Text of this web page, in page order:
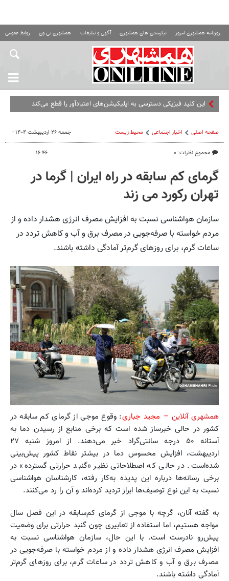
روزنامه همشهری امروز نیازمندی های همشهری آگهی و تبلیغات همشهری تی وی روابط عمومی
این کلید فیزیکی دسترسی به اپلیکیشن‌های اعتیادآور را قطع می‌کند
صفحه اصلی اخبار اجتماعی محیط زیست
مجموع نظرات: ۰
جمعه ۲۶ اردیبهشت ۱۴۰۴ -
۱۶:۴۶
گرمای کم سابقه در راه ایران | گرما در
تهران رکورد می‌ زند
سازمان هواشناسی نسبت به افزایش مصرف انرژی هشدار داده و از
مردم خواسته با صرفه‌جویی در مصرف برق و آب و کاهش تردد در
ساعات گرم، برای روزهای گرم‌تر آمادگی داشته باشند.
همشهری آنلاین – مجید جباری: وقوع موجی از گرمای کم سابقه در
کشور در حالی خبرساز شده است که برخی منابع از رسیدن دما به
آستانه ۵۰ درجه سانتی‌گراد خبر می‌دهند. از امروز شنبه ۲۷
اردیبهشت، افزایش محسوس دما در بیشتر نقاط کشور پیش‌بینی
شده‌است. در حالی که اصطلاحاتی نظیر «گنبد حرارتی گسترده» در
برخی رسانه‌ها درباره این پدیده به‌کار رفته، کارشناسان هواشناسی
نسبت به این نوع توصیف‌ها ابراز تردید کرده‌اند و آن را رد می‌کنند.
به گفته آنان، گرچه با موجی از گرمای کم‌سابقه در این فصل سال
مواجه هستیم، اما استفاده از تعابیری چون گنبد حرارتی برای وضعیت
پیش‌رو نادرست است. با این حال، سازمان هواشناسی نسبت به
افزایش مصرف انرژی هشدار داده و از مردم خواسته با صرفه‌جویی در
مصرف برق و آب و کاهش تردد در ساعات گرم، برای روزهای گرم‌تر
آمادگی داشته باشند.